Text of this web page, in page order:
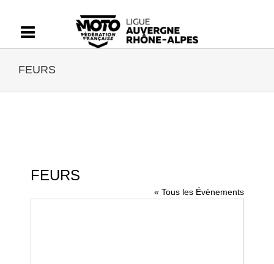
contenu
FEURS
FEURS
« Tous les Évènements